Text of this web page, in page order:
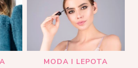
MODA I LEPOTA